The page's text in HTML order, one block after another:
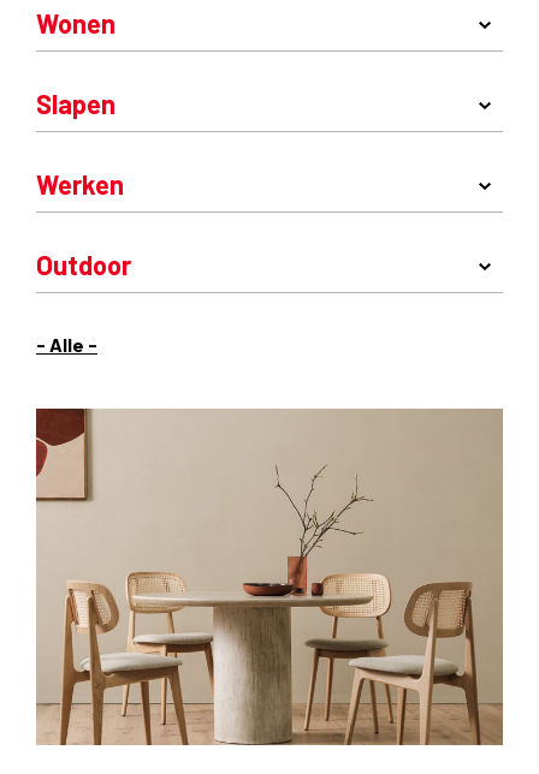
- Alle -
Wonen
Slapen
Werken
Outdoor